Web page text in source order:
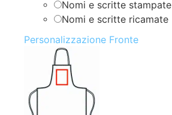
Nomi e scritte stampate
Nomi e scritte ricamate
Personalizzazione Fronte